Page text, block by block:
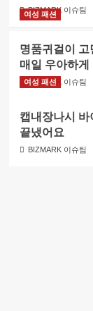
BIZMARK 이슈팀
여성 패션
명품귀걸이
매일 우아하게
BIZMARK 이슈팀
여성 패션
캡내장나시
끝냈어요
BIZMARK 이슈팀